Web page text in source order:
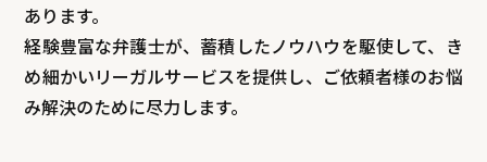
あります。
経験豊富な弁護士が、蓄積したノウハウを駆使して、き
め細かいリーガルサービスを提供し、ご依頼者様のお悩
み解決のために尽力します。